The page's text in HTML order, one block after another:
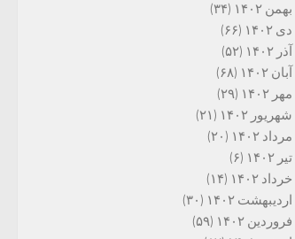
بهمن ۱۴۰۲
(۳۴)
دی ۱۴۰۲
(۶۶)
آذر ۱۴۰۲
(۵۲)
آبان ۱۴۰۲
(۶۸)
مهر ۱۴۰۲
(۲۹)
شهریور ۱۴۰۲
(۲۱)
مرداد ۱۴۰۲
(۲۰)
تیر ۱۴۰۲
(۶)
خرداد ۱۴۰۲
(۱۴)
اردیبهشت ۱۴۰۲
(۳۰)
فروردین ۱۴۰۲
(۵۹)